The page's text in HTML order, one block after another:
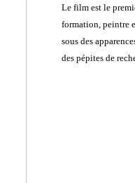
Le film est le
formation, peintre
sous des
des pépites de